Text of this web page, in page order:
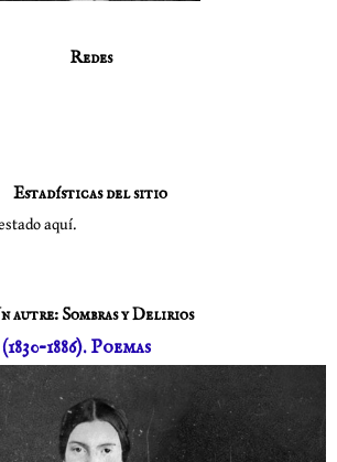
Redes
Estadísticas del sitio
aquí.
autre: Sombras y Delirios
Poemas